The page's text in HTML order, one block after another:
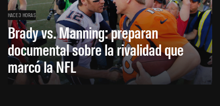
HACE 3 HORAS
Brady vs. Manning: preparan
documental sobre la rivalidad que
marcó la NFL